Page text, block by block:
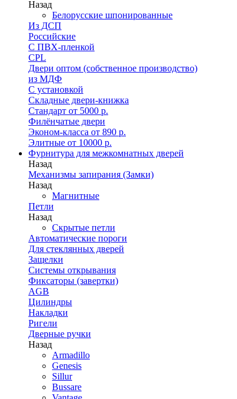
Назад
Белорусские шпонированные
Из ДСП
Российские
C ПВХ-пленкой
CPL
Двери оптом (собственное производство)
из МДФ
С установкой
Складные двери-книжка
Стандарт от 5000 р.
Филёнчатые двери
Эконом-класса от 890 р.
Элитные от 10000 р.
Фурнитура для межкомнатных дверей
Назад
Механизмы запирания (Замки)
Назад
Магнитные
Петли
Назад
Скрытые петли
Автоматические пороги
Для стеклянных дверей
Защелки
Системы открывания
Фиксаторы (завертки)
AGB
Цилиндры
Накладки
Ригели
Дверные ручки
Назад
Armadillo
Genesis
Sillur
Bussare